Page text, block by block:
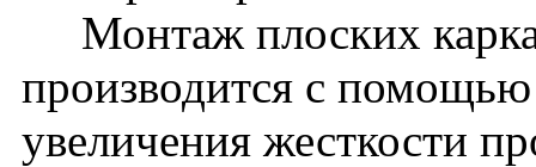
Монтаж плоских
производится с
увеличения жесткости